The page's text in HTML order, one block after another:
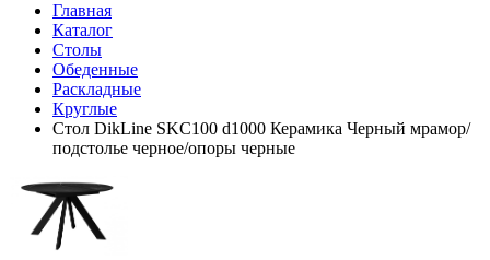
Главная
Каталог
Столы
Обеденные
Раскладные
Круглые
Стол DikLine SKC100 d1000 Керамика Черный мрамор/
подстолье черное/опоры черные